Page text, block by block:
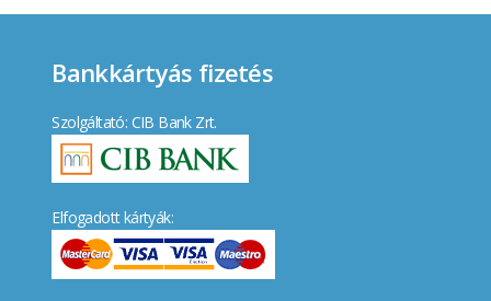
Bankkártyás fizetés
Szolgáltató: CIB Bank Zrt.
Elfogadott kártyák: